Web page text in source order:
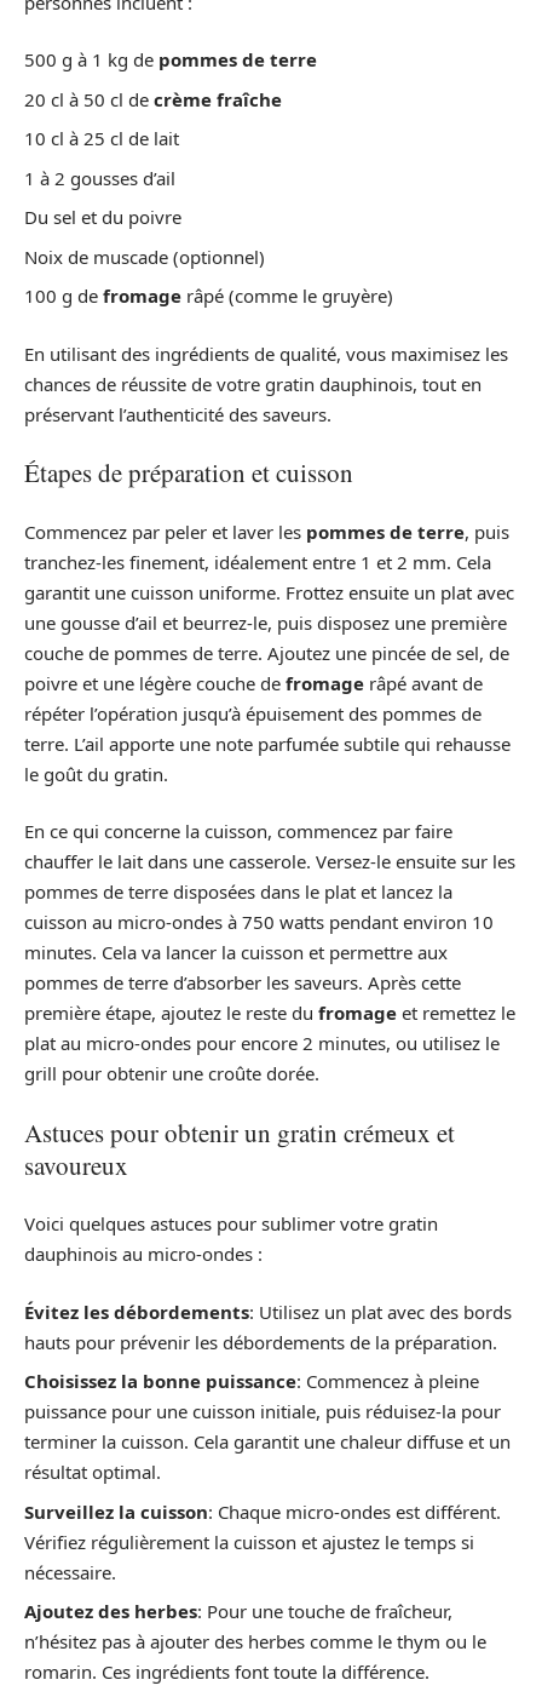
500 g à 1 kg de pommes de terre
20 cl à 50 cl de crème fraîche
10 cl à 25 cl de lait
1 à 2 gousses d’ail
Du sel et du poivre
Noix de muscade (optionnel)
100 g de fromage râpé (comme le gruyère)
En utilisant des ingrédients de qualité, vous maximisez les
chances de réussite de votre gratin dauphinois, tout en
préservant l’authenticité des saveurs.
Étapes de préparation et cuisson
Commencez par peler et laver les pommes de terre, puis
tranchez-les finement, idéalement entre 1 et 2 mm. Cela
garantit une cuisson uniforme. Frottez ensuite un plat avec
une gousse d’ail et beurrez-le, puis disposez une première
couche de pommes de terre. Ajoutez une pincée de sel, de
poivre et une légère couche de fromage râpé avant de
répéter l’opération jusqu’à épuisement des pommes de
terre. L’ail apporte une note parfumée subtile qui rehausse
le goût du gratin.
En ce qui concerne la cuisson, commencez par faire
chauffer le lait dans une casserole. Versez-le ensuite sur les
pommes de terre disposées dans le plat et lancez la
cuisson au micro-ondes à 750 watts pendant environ 10
minutes. Cela va lancer la cuisson et permettre aux
pommes de terre d’absorber les saveurs. Après cette
première étape, ajoutez le reste du fromage et remettez le
plat au micro-ondes pour encore 2 minutes, ou utilisez le
grill pour obtenir une croûte dorée.
Astuces pour obtenir un gratin crémeux et
savoureux
Voici quelques astuces pour sublimer votre gratin
dauphinois au micro-ondes :
Évitez les débordements: Utilisez un plat avec des bords
hauts pour prévenir les débordements de la préparation.
Choisissez la bonne puissance: Commencez à pleine
puissance pour une cuisson initiale, puis réduisez-la pour
terminer la cuisson. Cela garantit une chaleur diffuse et un
résultat optimal.
Surveillez la cuisson: Chaque micro-ondes est différent.
Vérifiez régulièrement la cuisson et ajustez le temps si
nécessaire.
Ajoutez des herbes: Pour une touche de fraîcheur,
n’hésitez pas à ajouter des herbes comme le thym ou le
romarin. Ces ingrédients font toute la différence.